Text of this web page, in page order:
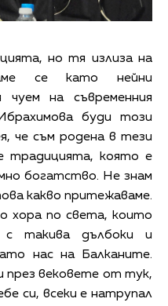
но тя излиза на
се като нейни
на съвременния
буди този
че съм родена в тези
традицията, която е
богатство. Не знам
какво притежаваме.
хора по света, които
такива дълбоки и
нас на Балканите.
през вековете от тук,
си, всеки е натрупал